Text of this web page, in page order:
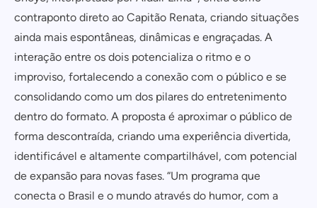
contraponto direto ao Capitão Renata, criando situações
ainda mais espontâneas, dinâmicas e engraçadas. A
interação entre os dois potencializa o ritmo e o
improviso, fortalecendo a conexão com o público e se
consolidando como um dos pilares do entretenimento
dentro do formato. A proposta é aproximar o público de
forma descontraída, criando uma experiência divertida,
identificável e altamente compartilhável, com potencial
de expansão para novas fases. “Um programa que
conecta o Brasil e o mundo através do humor, com a